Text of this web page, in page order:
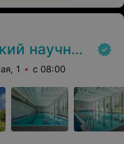
экспертизы и реабилитаци»
1 с 08:00